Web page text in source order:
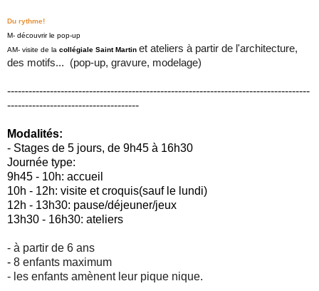
Du rythme!
M- découvrir le pop-up
AM- visite de la collégiale Saint Martin et ateliers à partir de l'architecture,
des motifs... (pop-up, gravure, modelage)
-------------------------------------------------------------------------------------
-------------------------------------
Modalités:
- Stages de 5 jours, de 9h45 à 16h30
Journée type:
9h45 - 10h: accueil
10h - 12h: visite et croquis(sauf le lundi)
12h - 13h30: pause/déjeuner/jeux
13h30 - 16h30: ateliers
- à partir de 6 ans
- 8 enfants maximum
- les enfants amènent leur pique nique.